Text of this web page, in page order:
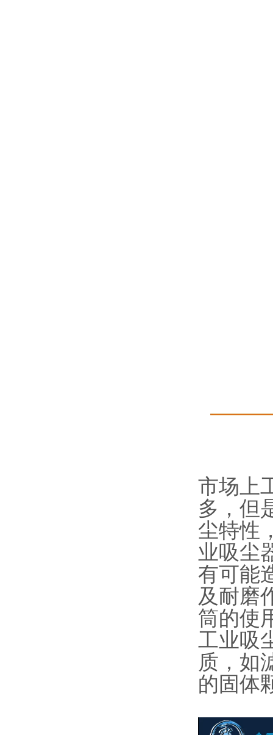
市场上
多，但
尘特性
业吸尘
有可能
及耐磨
筒的使
工业吸
质，如
的固体